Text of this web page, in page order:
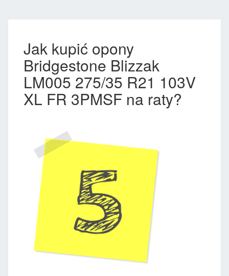
Jak kupić opony
Bridgestone Blizzak
LM005 275/35 R21 103V
XL FR 3PMSF na raty?